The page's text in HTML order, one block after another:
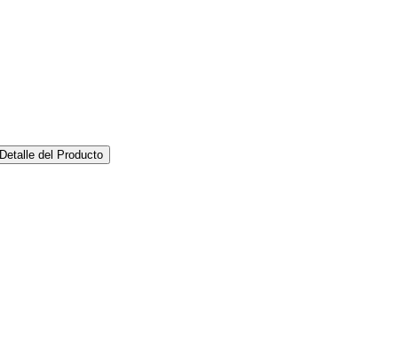
Detalle del Producto